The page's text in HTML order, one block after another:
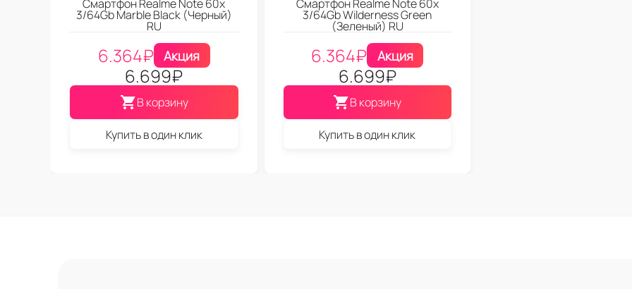
Смартфон Realme Note 60x
3/64Gb Marble Black (Черный)
RU
6.364₽ Акция
6.699₽
В корзину
Купить в один клик
Смартфон Realme Note 60x
3/64Gb Wilderness Green
(Зеленый) RU
6.364₽ Акция
6.699₽
В корзину
Купить в один клик